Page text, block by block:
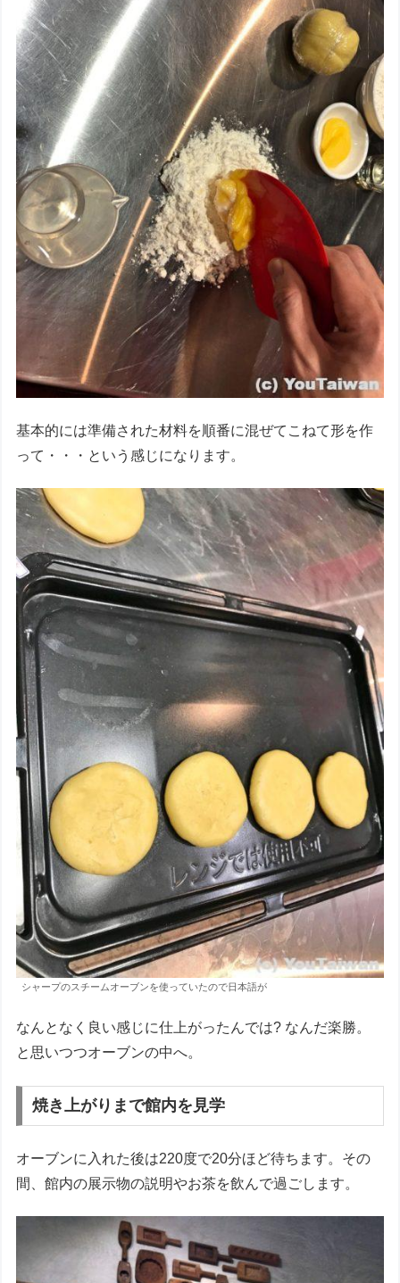
基本的には準備された材料を順番に混ぜてこねて形を作
って・・・という感じになります。
シャープのスチームオーブンを使っていたので日本語が
なんとなく良い感じに仕上がったんでは? なんだ楽勝。
と思いつつオーブンの中へ。
焼き上がりまで館内を見学
オーブンに入れた後は220度で20分ほど待ちます。その
間、館内の展示物の説明やお茶を飲んで過ごします。